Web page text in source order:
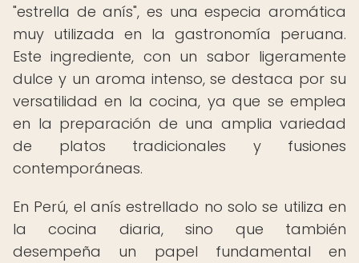
"estrella de anís", es una especia aromática
muy utilizada en la gastronomía peruana.
Este ingrediente, con un sabor ligeramente
dulce y un aroma intenso, se destaca por su
versatilidad en la cocina, ya que se emplea
en la preparación de una amplia variedad
de platos tradicionales y fusiones
contemporáneas.
En Perú, el anís estrellado no solo se utiliza en
la cocina diaria, sino que también
desempeña un papel fundamental en